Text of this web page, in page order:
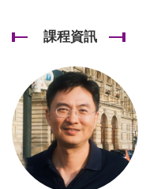
課程資訊